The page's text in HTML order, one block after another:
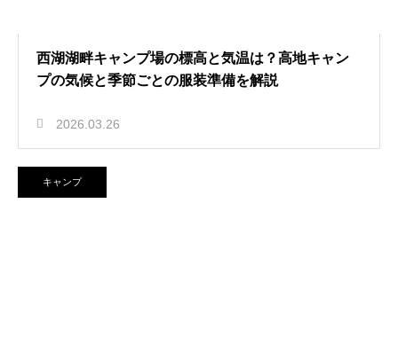
西湖湖畔キャンプ場の標高と気温は？高地キャン
プの気候と季節ごとの服装準備を解説
2026.03.26
キャンプ